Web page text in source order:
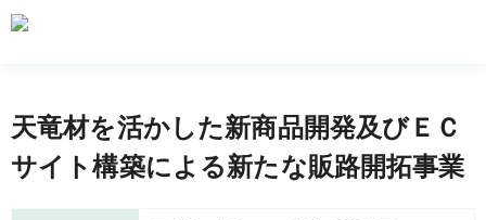
天竜材を活かした新商品開発及びＥＣ
サイト構築による新たな販路開拓事業